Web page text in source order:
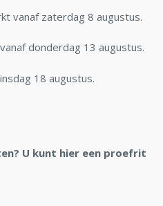
vanaf zaterdag 8 augustus.
donderdag 13 augustus.
18 augustus.
U kunt hier een proefrit